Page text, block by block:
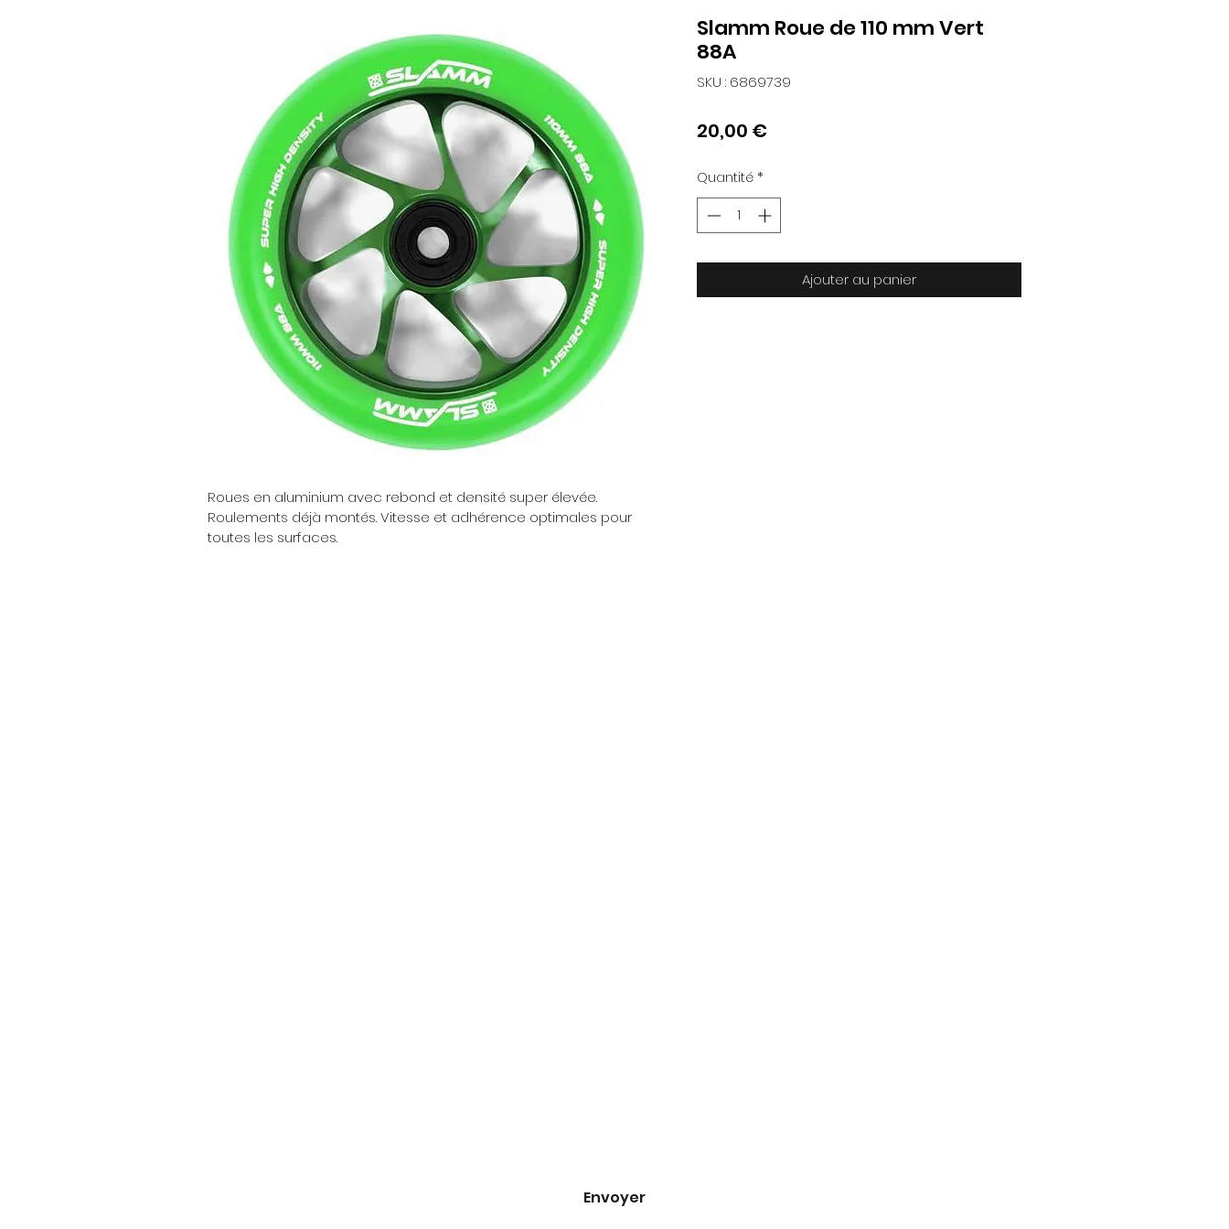
Roues en aluminium avec rebond et densité super élevée.
Roulements déjà montés. Vitesse et adhérence optimales pour
toutes les surfaces.
Slamm Roue de 110 mm Vert
88A
SKU : 6869739
20,00 €Prix
Quantité*
Ajouter au panier
Envoyer